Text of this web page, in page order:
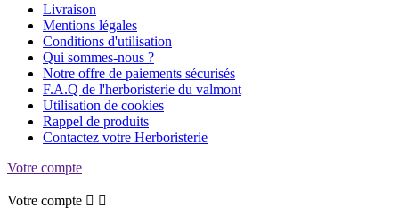
Livraison
Mentions légales
Conditions d'utilisation
Qui sommes-nous ?
Notre offre de paiements sécurisés
F.A.Q de l'herboristerie du valmont
Utilisation de cookies
Rappel de produits
Contactez votre Herboristerie
Votre compte
Votre compte  